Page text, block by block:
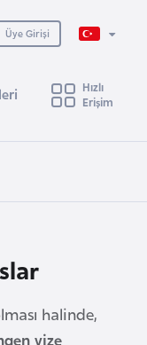
Üye Girişi
Hızlı
Erişim
halinde,
vize